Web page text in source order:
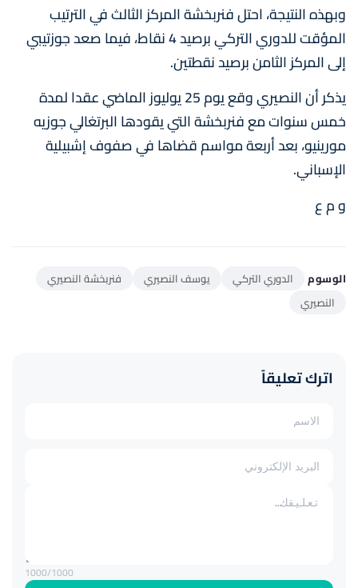
وبهذه النتيجة، احتل فنربخشة المركز الثالث في الترتيب
المؤقت للدوري التركي برصيد 4 نقاط، فيما صعد جوزتيبي
إلى المركز الثامن برصيد نقطتين.
يذكر أن النصيري وقع يوم 25 يوليوز الماضي عقدا لمدة
خمس سنوات مع فنربخشة التي يقودها البرتغالي جوزيه
مورينيو، بعد أربعة مواسم قضاها في صفوف إشبيلية
الإسباني.
و م ع
الوسوم الدوري التركي يوسف النصيري
فنربخشة النصيري
النصيري
اترك تعليقاً
1000/1000